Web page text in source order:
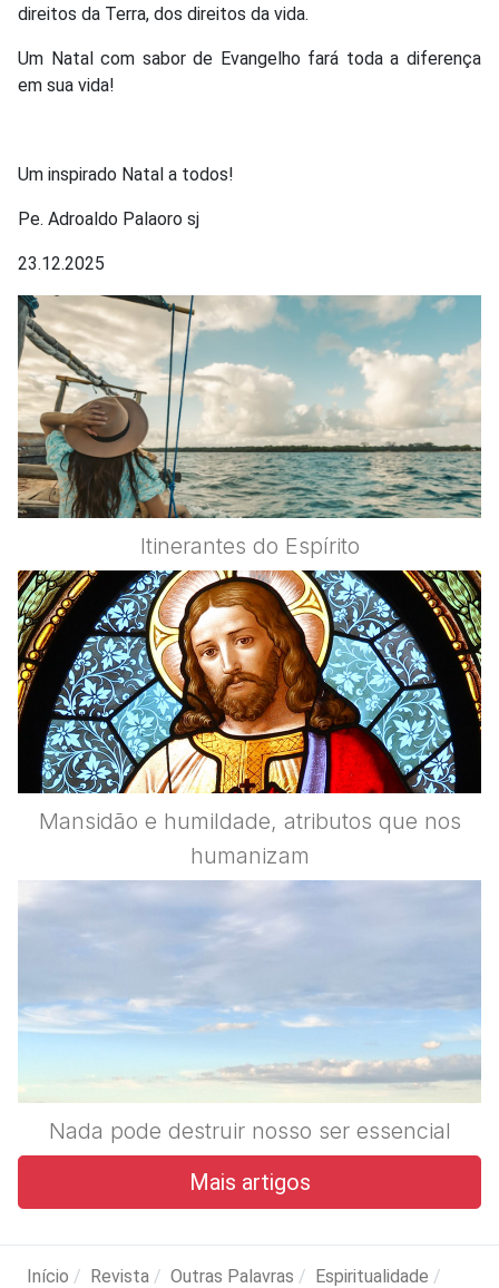
direitos da Terra, dos direitos da vida.
Um Natal com sabor de Evangelho fará toda a diferença
em sua vida!
Um inspirado Natal a todos!
Pe. Adroaldo Palaoro sj
23.12.2025
Itinerantes do Espírito
Mansidão e humildade, atributos que nos
humanizam
Nada pode destruir nosso ser essencial
Mais artigos
Início Revista Outras Palavras Espiritualidade